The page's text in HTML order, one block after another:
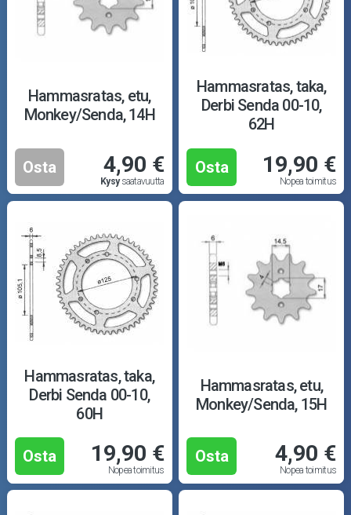
Hammasratas, etu,
Monkey/Senda, 14H
Osta 4,90 €
Kysysaatavuutta
Hammasratas, taka,
Derbi Senda 00-10,
62H
Osta 19,90 €
Nopea toimitus
Hammasratas, taka,
Derbi Senda 00-10,
60H
Osta 19,90 €
Nopea toimitus
Hammasratas, etu,
Monkey/Senda, 15H
Osta 4,90 €
Nopea toimitus